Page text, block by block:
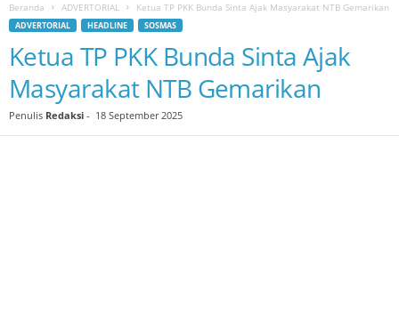
Beranda ADVERTORIAL Ketua TP PKK Bunda Sinta Ajak Masyarakat NTB Gemarikan
ADVERTORIAL HEADLINE SOSMAS
Ketua TP PKK Bunda Sinta Ajak
Masyarakat NTB Gemarikan
Penulis Redaksi - 18 September 2025